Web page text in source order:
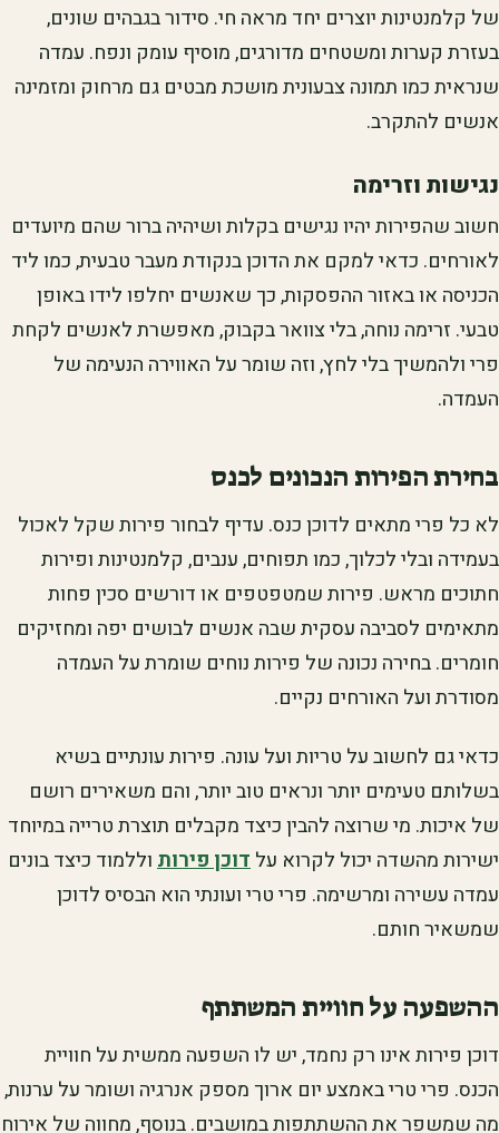
של קלמנטינות יוצרים יחד מראה חי. סידור בגבהים שונים,
בעזרת קערות ומשטחים מדורגים, מוסיף עומק ונפח. עמדה
שנראית כמו תמונה צבעונית מושכת מבטים גם מרחוק ומזמינה
אנשים להתקרב.
נגישות וזרימה
חשוב שהפירות יהיו נגישים בקלות ושיהיה ברור שהם מיועדים
לאורחים. כדאי למקם את הדוכן בנקודת מעבר טבעית, כמו ליד
הכניסה או באזור ההפסקות, כך שאנשים יחלפו לידו באופן
טבעי. זרימה נוחה, בלי צוואר בקבוק, מאפשרת לאנשים לקחת
פרי ולהמשיך בלי לחץ, וזה שומר על האווירה הנעימה של
העמדה.
בחירת הפירות הנכונים לכנס
לא כל פרי מתאים לדוכן כנס. עדיף לבחור פירות שקל לאכול
בעמידה ובלי לכלוך, כמו תפוחים, ענבים, קלמנטינות ופירות
חתוכים מראש. פירות שמטפטפים או דורשים סכין פחות
מתאימים לסביבה עסקית שבה אנשים לבושים יפה ומחזיקים
חומרים. בחירה נכונה של פירות נוחים שומרת על העמדה
מסודרת ועל האורחים נקיים.
כדאי גם לחשוב על טריות ועל עונה. פירות עונתיים בשיא
בשלותם טעימים יותר ונראים טוב יותר, והם משאירים רושם
של איכות. מי שרוצה להבין כיצד מקבלים תוצרת טרייה במיוחד
ישירות מהשדה יכול לקרוא עלדוכן פירותוללמוד כיצד בונים
עמדה עשירה ומרשימה. פרי טרי ועונתי הוא הבסיס לדוכן
שמשאיר חותם.
ההשפעה על חוויית המשתתף
דוכן פירות אינו רק נחמד, יש לו השפעה ממשית על חוויית
הכנס. פרי טרי באמצע יום ארוך מספק אנרגיה ושומר על ערנות,
מה שמשפר את ההשתתפות במושבים. בנוסף, מחווה של אירוח